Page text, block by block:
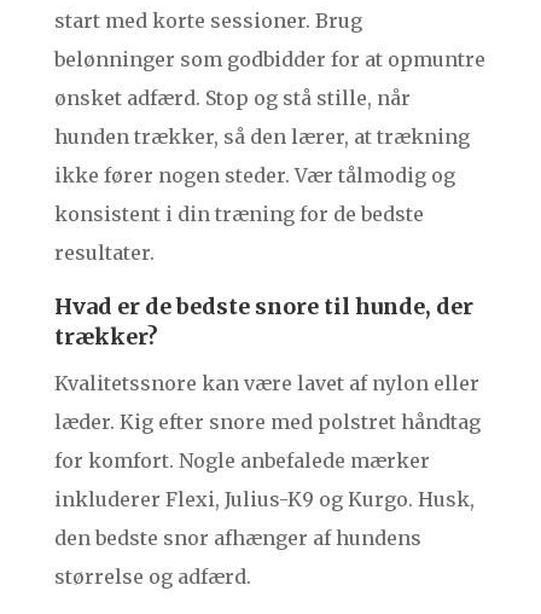
start med korte sessioner. Brug
belønninger som godbidder for at opmuntre
ønsket adfærd. Stop og stå stille, når
hunden trækker, så den lærer, at trækning
ikke fører nogen steder. Vær tålmodig og
konsistent i din træning for de bedste
resultater.
Hvad er de bedste snore til hunde, der
trækker?
Kvalitetssnore kan være lavet af nylon eller
læder. Kig efter snore med polstret håndtag
for komfort. Nogle anbefalede mærker
inkluderer Flexi, Julius-K9 og Kurgo. Husk,
den bedste snor afhænger af hundens
størrelse og adfærd.